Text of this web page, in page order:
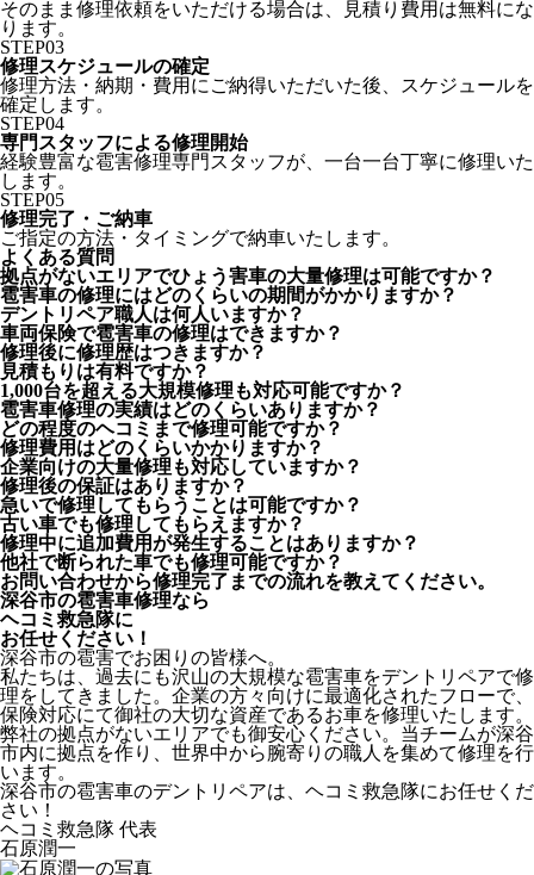
そのまま修理依頼をいただける場合は、見積り費用は無料にな
ります。
STEP03
修理スケジュールの確定
修理方法・納期・費用にご納得いただいた後、スケジュールを
確定します。
STEP04
専門スタッフによる修理開始
経験豊富な雹害修理専門スタッフが、一台一台丁寧に修理いた
します。
STEP05
修理完了・ご納車
ご指定の方法・タイミングで納車いたします。
よくある質問
拠点がないエリアでひょう害車の大量修理は可能ですか？
雹害車の修理にはどのくらいの期間がかかりますか？
デントリペア職人は何人いますか？
車両保険で雹害車の修理はできますか？
修理後に修理歴はつきますか？
見積もりは有料ですか？
1,000台を超える大規模修理も対応可能ですか？
雹害車修理の実績はどのくらいありますか？
どの程度のヘコミまで修理可能ですか？
修理費用はどのくらいかかりますか？
企業向けの大量修理も対応していますか？
修理後の保証はありますか？
急いで修理してもらうことは可能ですか？
古い車でも修理してもらえますか？
修理中に追加費用が発生することはありますか？
他社で断られた車でも修理可能ですか？
お問い合わせから修理完了までの流れを教えてください。
深谷市の雹害車修理なら
ヘコミ救急隊に
お任せください！
深谷市の雹害でお困りの皆様へ。
私たちは、過去にも沢山の大規模な雹害車をデントリペアで修
理をしてきました。企業の方々向けに最適化されたフローで、
保険対応にて御社の大切な資産であるお車を修理いたします。
弊社の拠点がないエリアでも御安心ください。当チームが深谷
市内に拠点を作り、世界中から腕寄りの職人を集めて修理を行
います。
深谷市の雹害車のデントリペアは、ヘコミ救急隊にお任せくだ
さい！
ヘコミ救急隊 代表
石原潤一